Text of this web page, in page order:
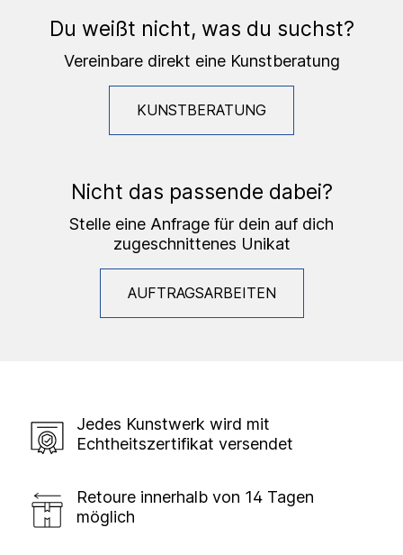
Du weißt nicht, was du suchst?
Vereinbare direkt eine Kunstberatung
KUNSTBERATUNG
Nicht das passende dabei?
Stelle eine Anfrage für dein auf dich
zugeschnittenes Unikat
AUFTRAGSARBEITEN
Jedes Kunstwerk wird mit
Echtheitszertifikat versendet
Retoure innerhalb von 14 Tagen
möglich